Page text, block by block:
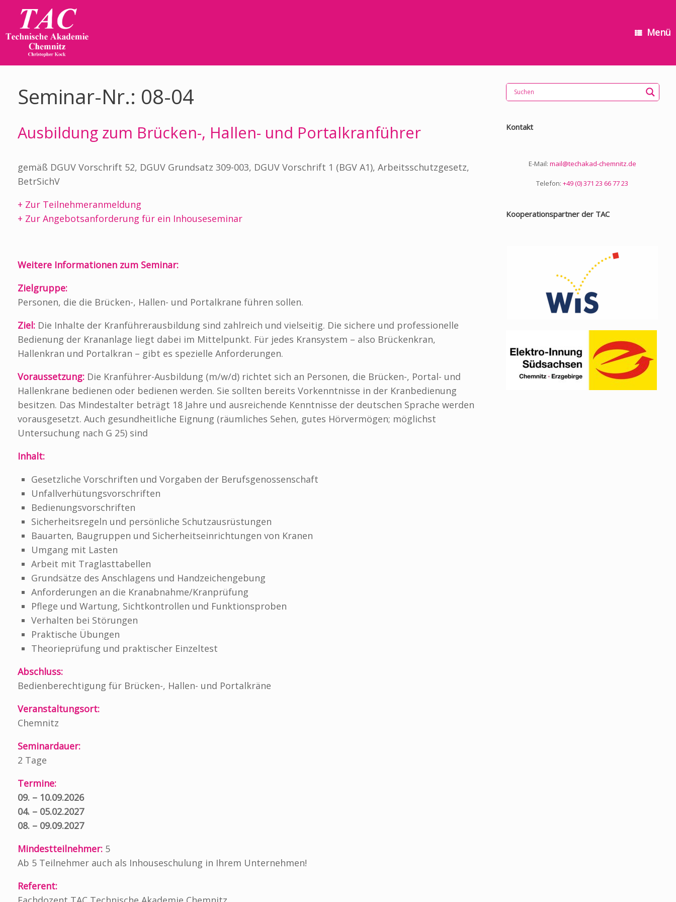
springen
Menü
Seminar-Nr.: 08-04
Ausbildung zum Brücken-, Hallen- und Portalkranführer
gemäß DGUV Vorschrift 52, DGUV Grundsatz 309-003, DGUV Vorschrift 1 (BGV A1), Arbeitsschutzgesetz,
BetrSichV
+ Zur Teilnehmeranmeldung
+ Zur Angebotsanforderung für ein Inhouseseminar
Weitere Informationen zum Seminar:
Zielgruppe:
Personen, die die Brücken-, Hallen- und Portalkrane führen sollen.
Ziel: Die Inhalte der Kranführerausbildung sind zahlreich und vielseitig. Die sichere und professionelle
Bedienung der Krananlage liegt dabei im Mittelpunkt. Für jedes Kransystem – also Brückenkran,
Hallenkran und Portalkran – gibt es spezielle Anforderungen.
Voraussetzung: Die Kranführer-Ausbildung (m/w/d) richtet sich an Personen, die Brücken-, Portal- und
Hallenkrane bedienen oder bedienen werden. Sie sollten bereits Vorkenntnisse in der Kranbedienung
besitzen. Das Mindestalter beträgt 18 Jahre und ausreichende Kenntnisse der deutschen Sprache werden
vorausgesetzt. Auch gesundheitliche Eignung (räumliches Sehen, gutes Hörvermögen; möglichst
Untersuchung nach G 25) sind
Inhalt:
Gesetzliche Vorschriften und Vorgaben der Berufsgenossenschaft
Unfallverhütungsvorschriften
Bedienungsvorschriften
Sicherheitsregeln und persönliche Schutzausrüstungen
Bauarten, Baugruppen und Sicherheitseinrichtungen von Kranen
Umgang mit Lasten
Arbeit mit Traglasttabellen
Grundsätze des Anschlagens und Handzeichengebung
Anforderungen an die Kranabnahme/Kranprüfung
Pflege und Wartung, Sichtkontrollen und Funktionsproben
Verhalten bei Störungen
Praktische Übungen
Theorieprüfung und praktischer Einzeltest
Abschluss:
Bedienberechtigung für Brücken-, Hallen- und Portalkräne
Veranstaltungsort:
Chemnitz
Seminardauer:
2 Tage
Termine:
09. – 10.09.2026
04. – 05.02.2027
08. – 09.09.2027
Mindestteilnehmer: 5
Ab 5 Teilnehmer auch als Inhouseschulung in Ihrem Unternehmen!
Referent:
Kontakt
E-Mail: mail@techakad-chemnitz.de
Telefon:+49 (0) 371 23 66 77 23
Kooperationspartner der TAC